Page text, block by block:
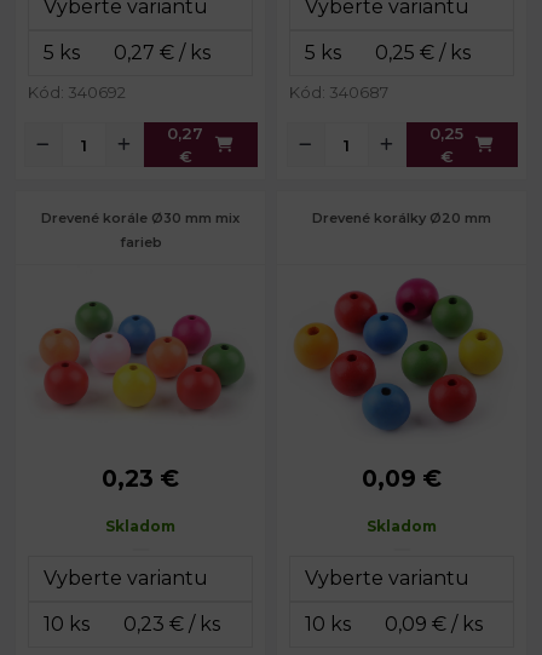
Kód: 340692
0,27
€
Kód: 340687
0,25
€
Drevené korále Ø30 mm mix
farieb
Priemer:
30 mm
0,23 €
Skladom
Drevené korálky Ø20 mm
Priemer:
20 mm
0,09 €
Skladom